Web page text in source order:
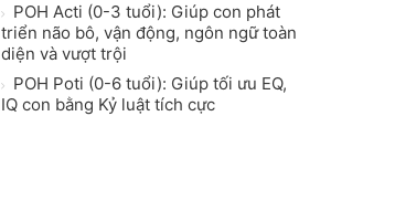
POH Acti (0-3 tuổi): Giúp con phát
triển não bô, vận động, ngôn ngữ toàn
diện và vượt trội
POH Poti (0-6 tuổi): Giúp tối ưu EQ,
IQ con bằng Kỷ luật tích cực